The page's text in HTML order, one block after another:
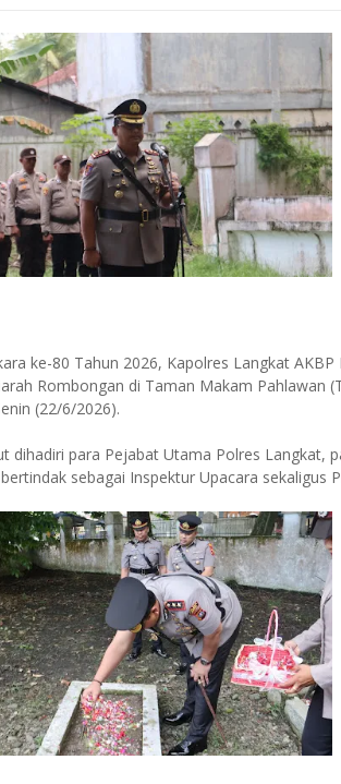
ke-80 Tahun 2026, Kapolres Langkat AKBP
Rombongan di Taman Makam Pahlawan
(22/6/2026).
dihadiri para Pejabat Utama Polres Langkat,
sebagai Inspektur Upacara sekaligus